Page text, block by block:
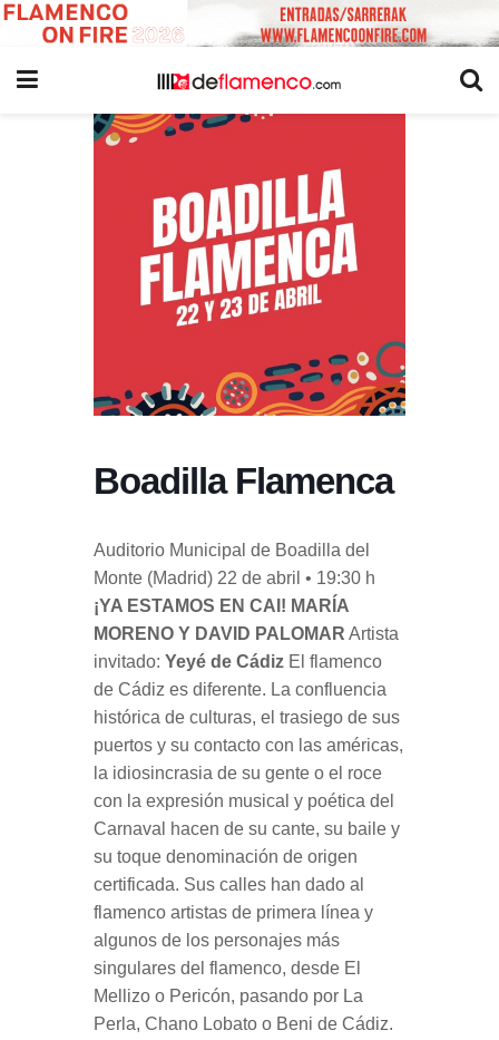
Boadilla Flamenca
Auditorio Municipal de Boadilla del
Monte (Madrid) 22 de abril • 19:30 h
¡YA ESTAMOS EN CAI! MARÍA
MORENO Y DAVID PALOMAR Artista
invitado: Yeyé de Cádiz El flamenco
de Cádiz es diferente. La confluencia
histórica de culturas, el trasiego de sus
puertos y su contacto con las américas,
la idiosincrasia de su gente o el roce
con la expresión musical y poética del
Carnaval hacen de su cante, su baile y
su toque denominación de origen
certificada. Sus calles han dado al
flamenco artistas de primera línea y
algunos de los personajes más
singulares del flamenco, desde El
Mellizo o Pericón, pasando por La
Perla, Chano Lobato o Beni de Cádiz.